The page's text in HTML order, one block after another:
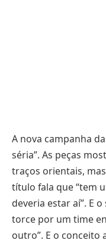
A nova campanha
séria”. As peças
traços orientais,
título fala que “tem
deveria estar aí”. E
torce por um time
outro”. E o conceito